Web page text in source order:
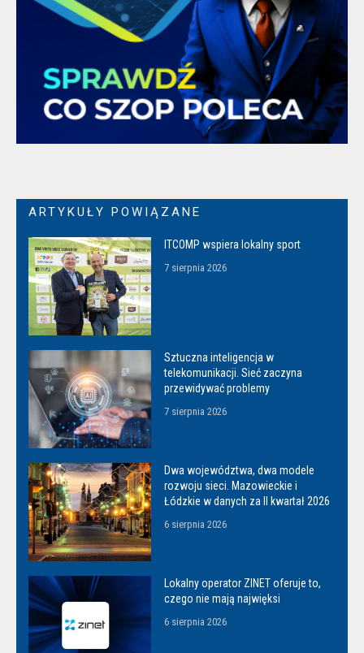
ARTYKUŁY POWIĄZANE
ITCOMP wspiera lokalny sport
7 sierpnia 2026
Sztuczna inteligencja w
telekomunikacji. Sieć zaczyna
przewidywać problemy
7 sierpnia 2026
Dwa województwa, dwa modele
rozwoju sieci. Mazowieckie i
Łódzkie w danych za II kwartał 2026
6 sierpnia 2026
Lokalny operator ZINET oferuje to,
czego nie mają najwięksi
6 sierpnia 2026